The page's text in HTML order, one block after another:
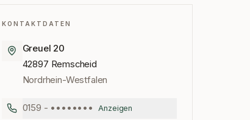
KONTAKTDATEN
Greuel 20
42897 Remscheid
Nordrhein-Westfalen
0159 - •••••••• Anzeigen